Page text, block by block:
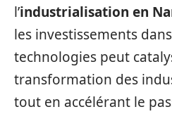
l’industrialisation en
les investissements
technologies peut
transformation des
tout en accélérant le